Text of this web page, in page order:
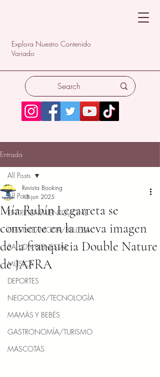
Explora Nuestro Contenido
Variado
Entrada
All Posts
ENTRETENIMIENTO/CINE
LIFESTYLE/MODA/BELLEZA
SALUD Y BIENESTAR
MÚSICA
DEPORTES
NEGOCIOS/TECNOLOGÍA
MAMÁS Y BEBÉS
GASTRONOMÍA/TURISMO
MASCOTAS
All Posts
Mía Rubín Legarreta se
convierte en la nueva imagen
de la franquicia Double Nature
de JAFRA
Revista Booking
13 jun 2025